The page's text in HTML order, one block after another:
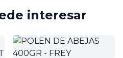
interesar